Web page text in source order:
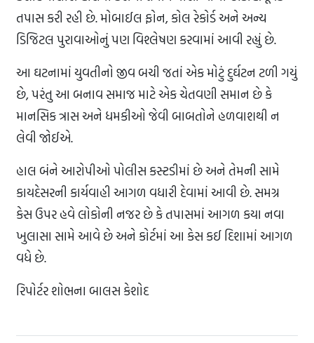
તપાસ કરી રહી છે. મોબાઈલ ફોન, કોલ રેકોર્ડ અને અન્ય
ડિજિટલ પુરાવાઓનું પણ વિશ્લેષણ કરવામાં આવી રહ્યું છે.
આ ઘટનામાં યુવતીનો જીવ બચી જતાં એક મોટું દુર્ઘટન ટળી ગયું
છે, પરંતુ આ બનાવ સમાજ માટે એક ચેતવણી સમાન છે કે
માનસિક ત્રાસ અને ધમકીઓ જેવી બાબતોને હળવાશથી ન
લેવી જોઈએ.
હાલ બંને આરોપીઓ પોલીસ કસ્ટડીમાં છે અને તેમની સામે
કાયદેસરની કાર્યવાહી આગળ વધારી દેવામાં આવી છે. સમગ્ર
કેસ ઉપર હવે લોકોની નજર છે કે તપાસમાં આગળ કયા નવા
ખુલાસા સામે આવે છે અને કોર્ટમાં આ કેસ કઈ દિશામાં આગળ
વધે છે.
રિપોર્ટર શોભના બાલસ કેશોદ